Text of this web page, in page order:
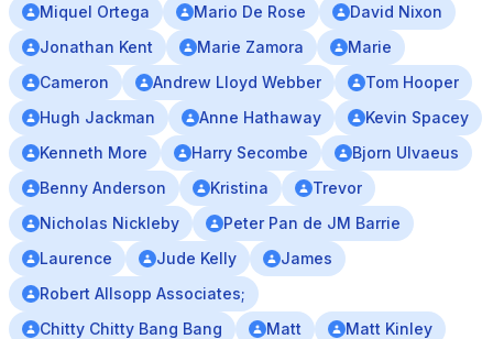
Miquel Ortega
Mario De Rose
David Nixon
Jonathan Kent
Marie Zamora
Marie
Cameron
Andrew Lloyd Webber
Tom Hooper
Hugh Jackman
Anne Hathaway
Kevin Spacey
Kenneth More
Harry Secombe
Bjorn Ulvaeus
Benny Anderson
Kristina
Trevor
Nicholas Nickleby
Peter Pan de JM Barrie
Laurence
Jude Kelly
James
Robert Allsopp Associates;
Chitty Chitty Bang Bang
Matt
Matt Kinley